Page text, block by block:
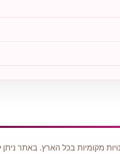
מקומיות בכל הארץ. באתר